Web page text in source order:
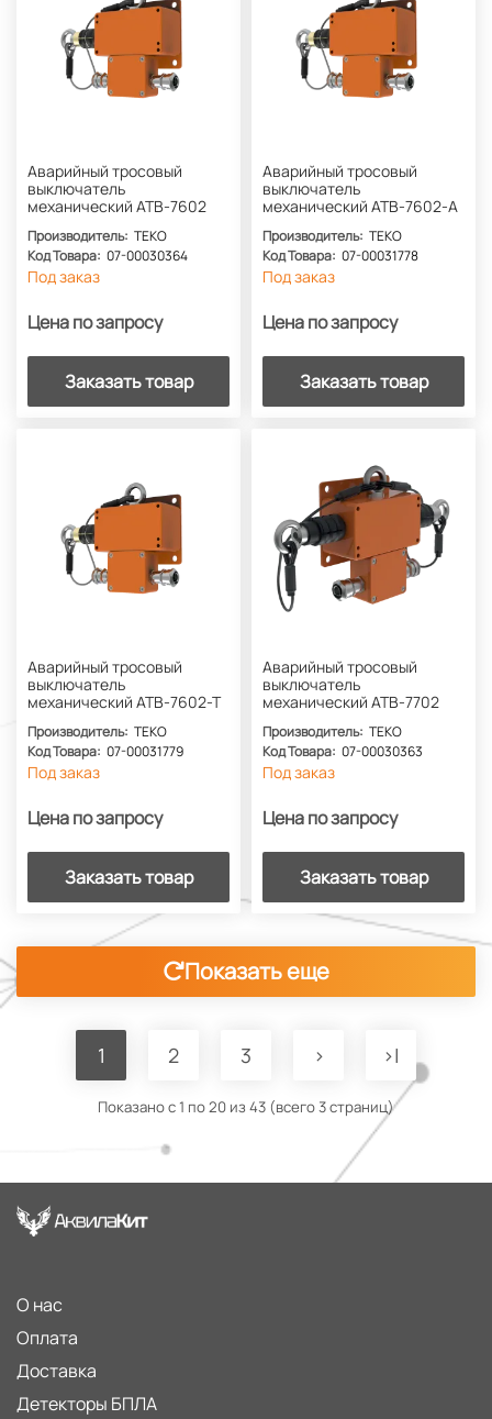
Аварийный тросовый
выключатель
механический АТВ-7602
Производитель: ТЕКО
Код Товара: 07-00030364
Под заказ
Цена по запросу
Заказать товар
Аварийный тросовый
выключатель
механический АТВ-7602-А
Производитель: ТЕКО
Код Товара: 07-00031778
Под заказ
Цена по запросу
Заказать товар
Аварийный тросовый
выключатель
механический АТВ-7602-Т
Производитель: ТЕКО
Код Товара: 07-00031779
Под заказ
Цена по запросу
Заказать товар
Аварийный тросовый
выключатель
механический АТВ-7702
Производитель: ТЕКО
Код Товара: 07-00030363
Под заказ
Цена по запросу
Заказать товар
Показать еще
1 2 3 > >|
Показано с 1 по 20 из 43 (всего 3 страниц)
О нас
Оплата
Доставка
Детекторы БПЛА